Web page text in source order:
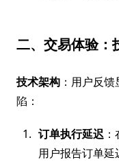
二、交易体验：
技术架构 ：用户反
陷：
订单执行延迟
用户报告订单